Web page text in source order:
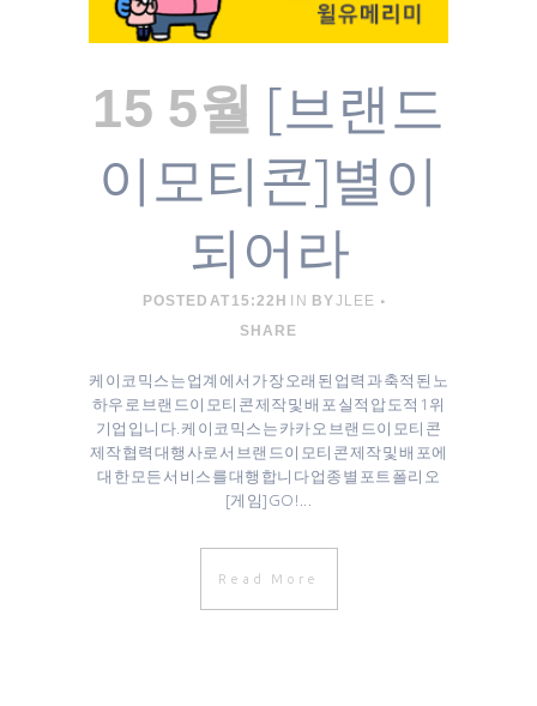
15 5월 [브랜드
이모티콘]별이
되어라
POSTED AT 15:22H IN BYJLEE
SHARE
케이코믹스는 업계에서 가장 오래된 업력과 축적된 노
하우로 브랜드이모티콘 제작 및 배포 실적 압도적 1위
기업입니다. 케이코믹스는 카카오 브랜드이모티콘
제작협력대행사로서 브랜드이모티콘 제작 및 배포에
대한 모든 서비스를 대행합니다 업종별 포트폴리오
[게임]GO! ...
Read More